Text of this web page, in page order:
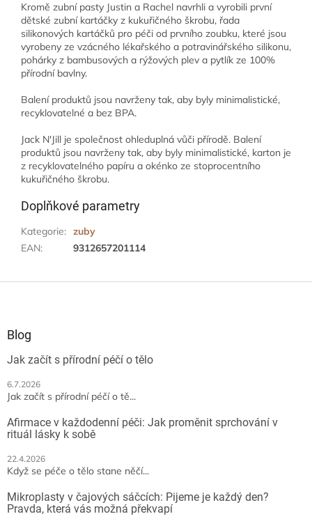
Kromě zubní pasty Justin a Rachel navrhli a vyrobili první
dětské zubní kartáčky z kukuřičného škrobu, řada
silikonových kartáčků pro péči od prvního zoubku, které jsou
vyrobeny ze vzácného lékařského a potravinářského silikonu,
pohárky z bambusových a rýžových plev a pytlík ze 100%
přírodní bavlny.
Balení produktů jsou navrženy tak, aby byly minimalistické,
recyklovatelné a bez BPA.
Jack N'Jill je společnost ohleduplná vůči přírodě. Balení
produktů jsou navrženy tak, aby byly minimalistické, karton je
z recyklovatelného papíru a okénko ze stoprocentního
kukuřičného škrobu.
Doplňkové parametry
Kategorie: zuby
EAN: 9312657201114
Blog
Jak začít s přírodní péčí o tělo
6.7.2026
Jak začít s přírodní péčí o tě...
Afirmace v každodenní péči: Jak proměnit sprchování v
rituál lásky k sobě
22.4.2026
Když se péče o tělo stane něčí...
Mikroplasty v čajových sáčcích: Pijeme je každý den?
Pravda, která vás možná překvapí